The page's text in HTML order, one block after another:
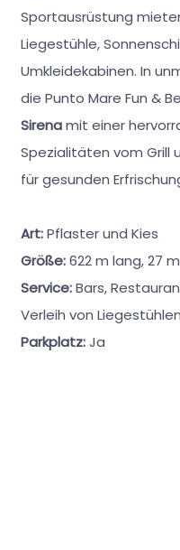
Sportausrüstung
Liegestühle,
Umkleidekabinen. In
die Punto Mare Fun &
Sirenamit einer
Spezialitäten vom Grill
für gesunden
Art:Pflaster und Kies
Größe:622 m lang, 27
Service:Bars,
Verleih von
Parkplatz:Ja